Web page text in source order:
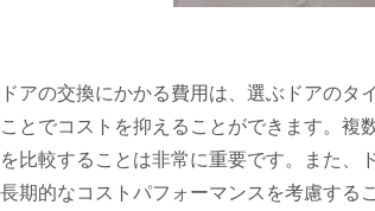
アの交換にかかる費用は、選ぶドアのタ
とでコストを抑えることができます。複
比較することは非常に重要です。また、
期的なコストパフォーマンスを考慮する